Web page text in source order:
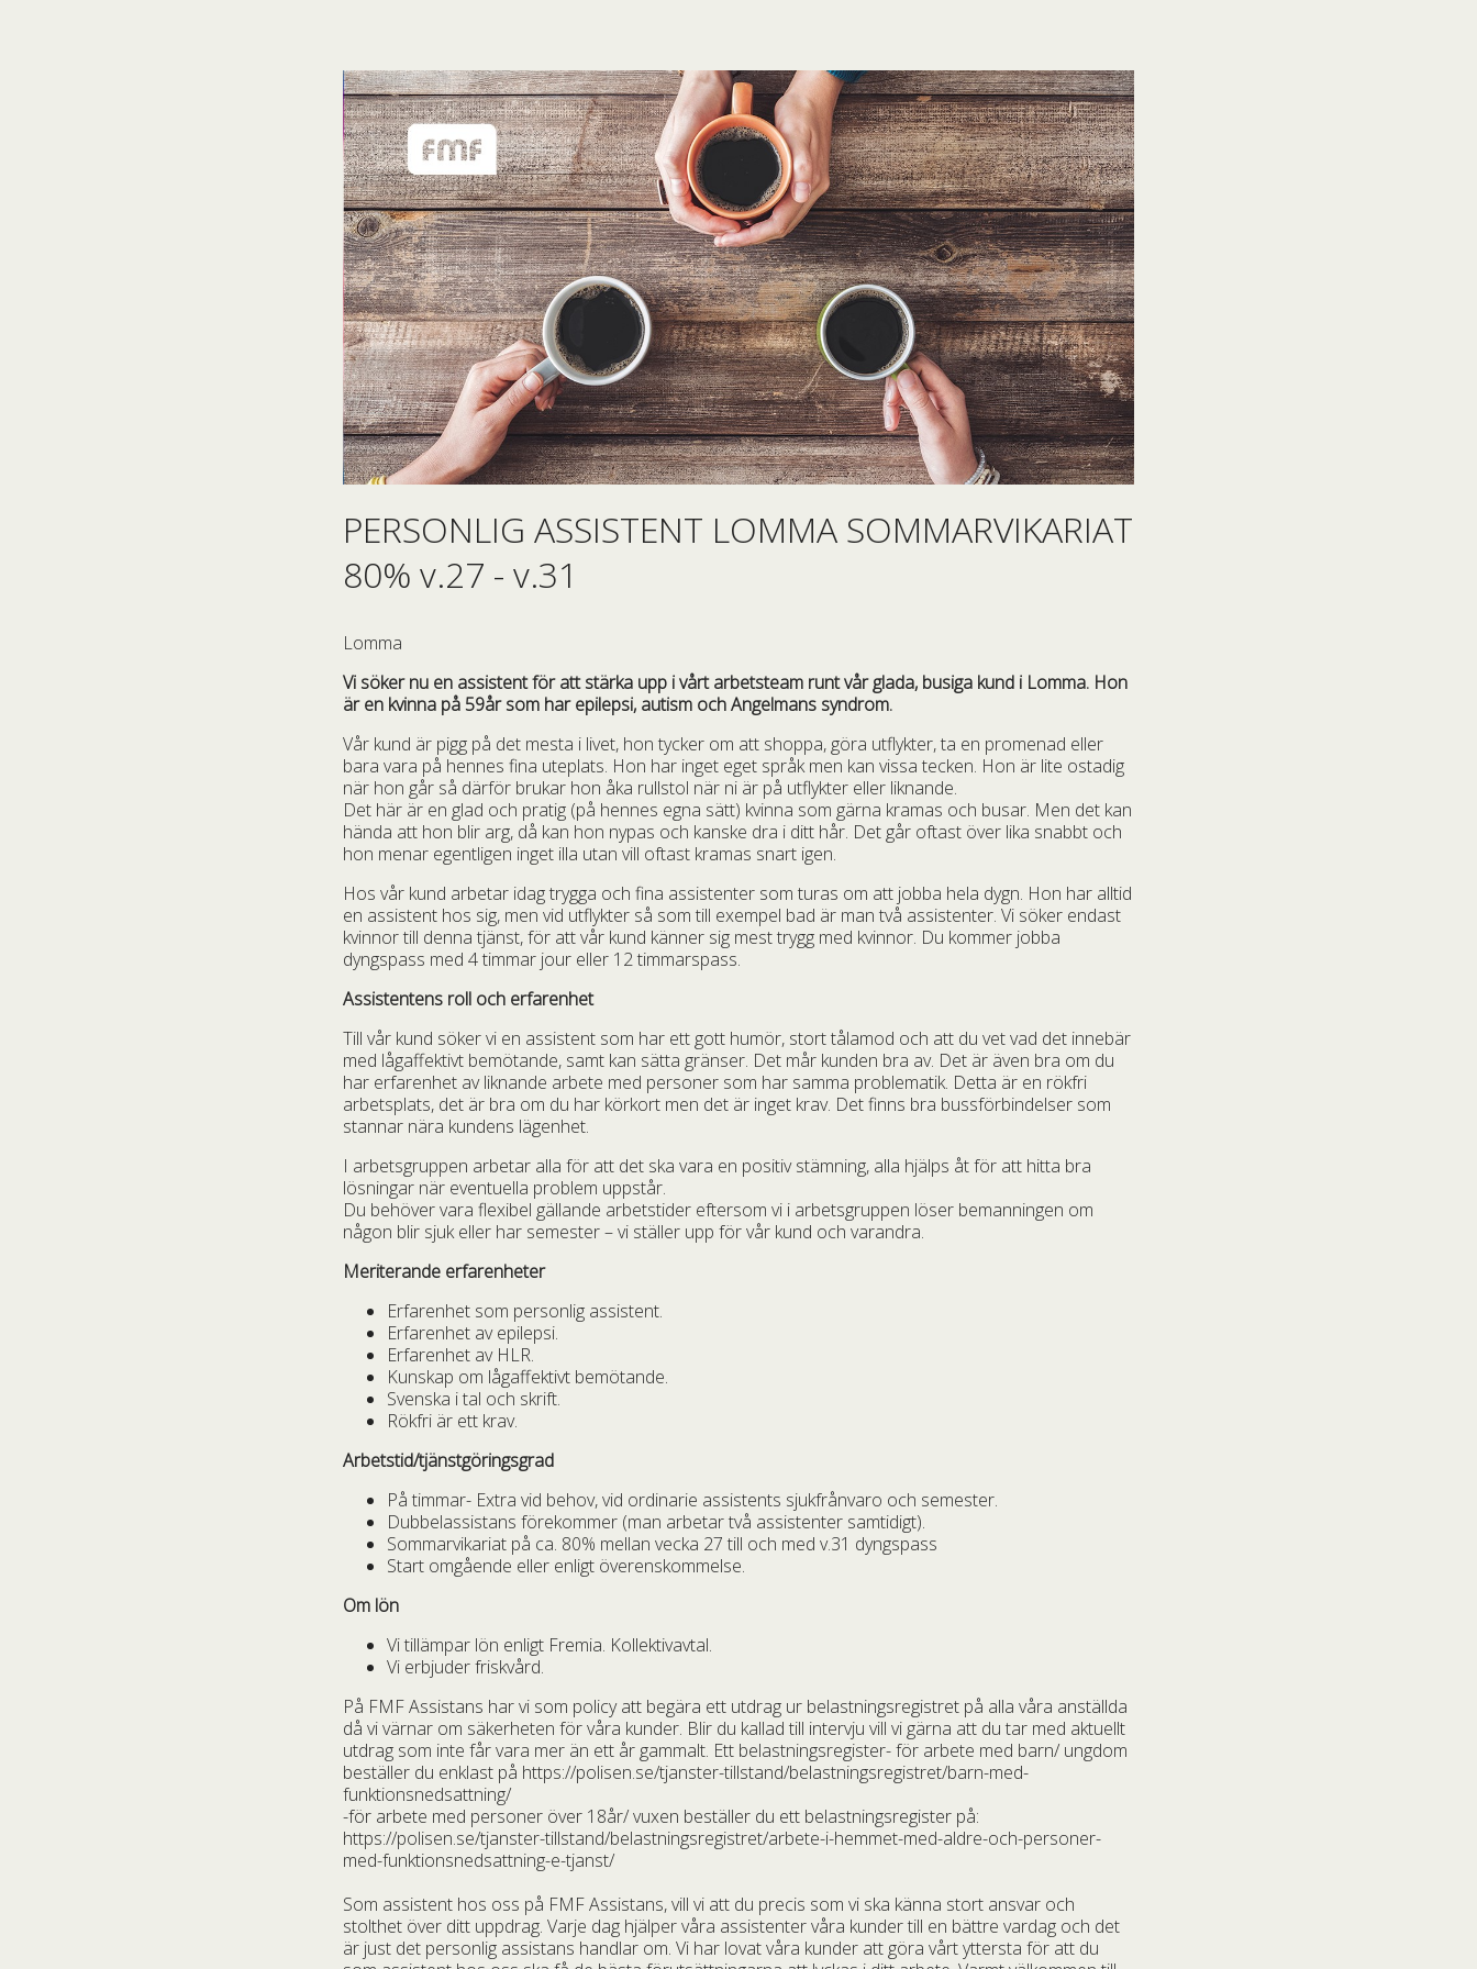
PERSONLIG ASSISTENT LOMMA SOMMARVIKARIAT
80% v.27 - v.31
Lomma
Vi söker nu en assistent för att stärka upp i vårt arbetsteam runt vår glada, busiga kund i Lomma. Hon
är en kvinna på 59år som har epilepsi, autism och Angelmans syndrom.
Vår kund är pigg på det mesta i livet, hon tycker om att shoppa, göra utflykter, ta en promenad eller
bara vara på hennes fina uteplats. Hon har inget eget språk men kan vissa tecken. Hon är lite ostadig
när hon går så därför brukar hon åka rullstol när ni är på utflykter eller liknande.
Det här är en glad och pratig (på hennes egna sätt) kvinna som gärna kramas och busar. Men det kan
hända att hon blir arg, då kan hon nypas och kanske dra i ditt hår. Det går oftast över lika snabbt och
hon menar egentligen inget illa utan vill oftast kramas snart igen.
Hos vår kund arbetar idag trygga och fina assistenter som turas om att jobba hela dygn. Hon har alltid
en assistent hos sig, men vid utflykter så som till exempel bad är man två assistenter. Vi söker endast
kvinnor till denna tjänst, för att vår kund känner sig mest trygg med kvinnor. Du kommer jobba
dyngspass med 4 timmar jour eller 12 timmarspass.
Assistentens roll och erfarenhet
Till vår kund söker vi en assistent som har ett gott humör, stort tålamod och att du vet vad det innebär
med lågaffektivt bemötande, samt kan sätta gränser. Det mår kunden bra av. Det är även bra om du
har erfarenhet av liknande arbete med personer som har samma problematik. Detta är en rökfri
arbetsplats, det är bra om du har körkort men det är inget krav. Det finns bra bussförbindelser som
stannar nära kundens lägenhet.
I arbetsgruppen arbetar alla för att det ska vara en positiv stämning, alla hjälps åt för att hitta bra
lösningar när eventuella problem uppstår.
Du behöver vara flexibel gällande arbetstider eftersom vi i arbetsgruppen löser bemanningen om
någon blir sjuk eller har semester – vi ställer upp för vår kund och varandra.
Meriterande erfarenheter
Erfarenhet som personlig assistent.
Erfarenhet av epilepsi.
Erfarenhet av HLR.
Kunskap om lågaffektivt bemötande.
Svenska i tal och skrift.
Rökfri är ett krav.
Arbetstid/tjänstgöringsgrad
På timmar- Extra vid behov, vid ordinarie assistents sjukfrånvaro och semester.
Dubbelassistans förekommer (man arbetar två assistenter samtidigt).
Sommarvikariat på ca. 80% mellan vecka 27 till och med v.31 dyngspass
Start omgående eller enligt överenskommelse.
Om lön
Vi tillämpar lön enligt Fremia. Kollektivavtal.
Vi erbjuder friskvård.
På FMF Assistans har vi som policy att begära ett utdrag ur belastningsregistret på alla våra anställda
då vi värnar om säkerheten för våra kunder. Blir du kallad till intervju vill vi gärna att du tar med aktuellt
utdrag som inte får vara mer än ett år gammalt. Ett belastningsregister- för arbete med barn/ ungdom
beställer du enklast på https://polisen.se/tjanster-tillstand/belastningsregistret/barn-med-
funktionsnedsattning/
-för arbete med personer över 18år/ vuxen beställer du ett belastningsregister på:
https://polisen.se/tjanster-tillstand/belastningsregistret/arbete-i-hemmet-med-aldre-och-personer-
med-funktionsnedsattning-e-tjanst/
Som assistent hos oss på FMF Assistans, vill vi att du precis som vi ska känna stort ansvar och
stolthet över ditt uppdrag. Varje dag hjälper våra assistenter våra kunder till en bättre vardag och det
är just det personlig assistans handlar om. Vi har lovat våra kunder att göra vårt yttersta för att du